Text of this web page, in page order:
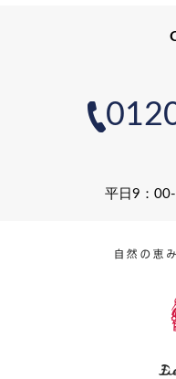
平日9：